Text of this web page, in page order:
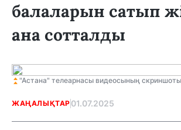
балаларын сатып
ана сотталды
"Астана" телеарнасы видеосының скриншоты
ЖАҢАЛЫҚТАР 01.07.2025